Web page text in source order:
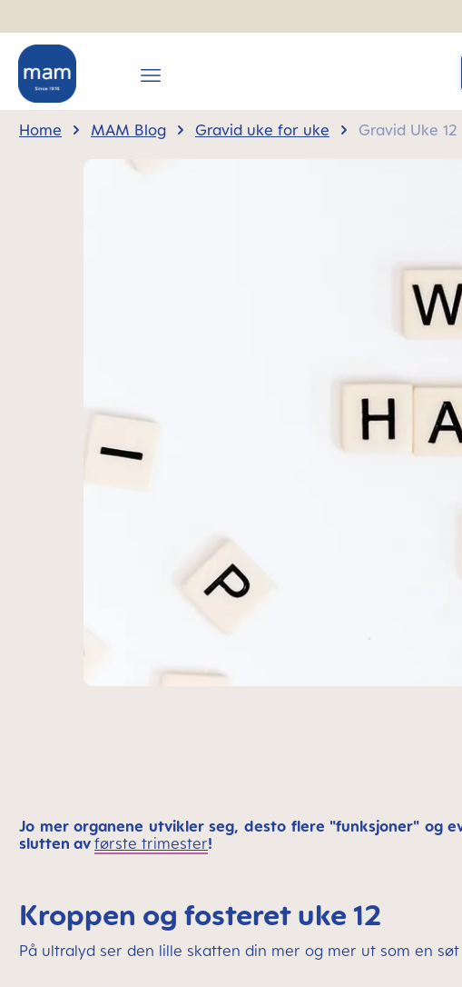
Home MAM Blog Gravid uke for uke Gravid Uke 12
Jo mer organene utvikler seg, desto flere "funksjoner" og
slutten av første trimester!
Kroppen og fosteret uke 12
På ultralyd ser den lille skatten din mer og mer ut som en søt